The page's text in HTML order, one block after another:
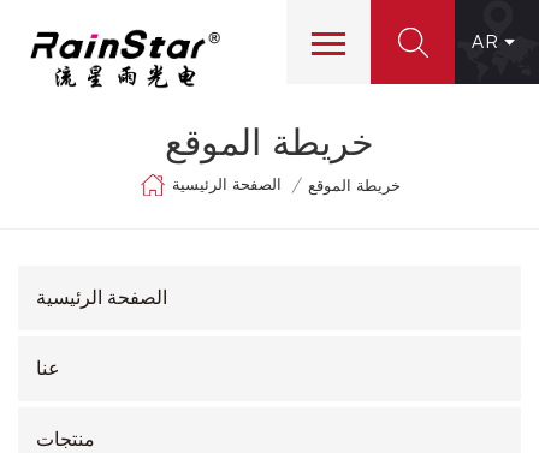
AR
خريطة الموقع
الصفحة الرئيسية / خريطة الموقع
الصفحة الرئيسية
عنا
منتجات